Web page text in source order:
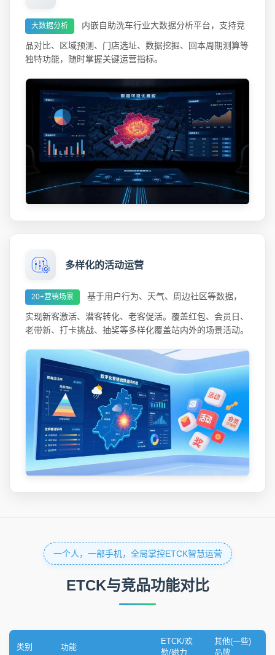
大数据分析 内嵌自助洗车行业大数据分析平台，支持竞
品对比、区域预测、门店选址、数据挖掘、回本周期测算等
独特功能，随时掌握关键运营指标。
多样化的活动运营
20+营销场景 基于用户行为、天气、周边社区等数据，
实现新客激活、潜客转化、老客促活。覆盖红包、会员日、
老带新、打卡挑战、抽奖等多样化覆盖站内外的场景活动。
一个人，一部手机，全局掌控ETCK智慧运营
ETCK与竞品功能对比
类别 功能
ETCK/欢
勒/磁力
其他(一些)
品牌